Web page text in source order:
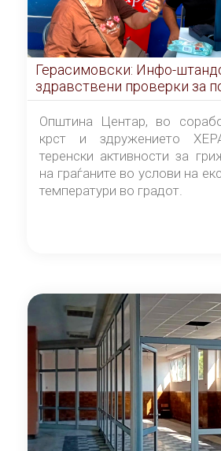
Герасимовски: Инфо-
здравствени проверки за
граѓаните во услови на
Општина Центар, во
крст и здружението
теренски активности за
на граѓаните во услови на
температури во градот.